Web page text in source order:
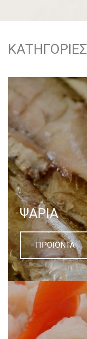
KΑΤΗΓΟΡΙΕΣ
ΨΑΡΙΑ
ΠΡΟΪΟΝΤΑ